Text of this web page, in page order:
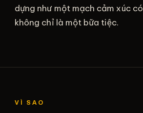
dựng như một mạch cảm xúc
không chỉ là một bữa tiệc.
VÌ SAO